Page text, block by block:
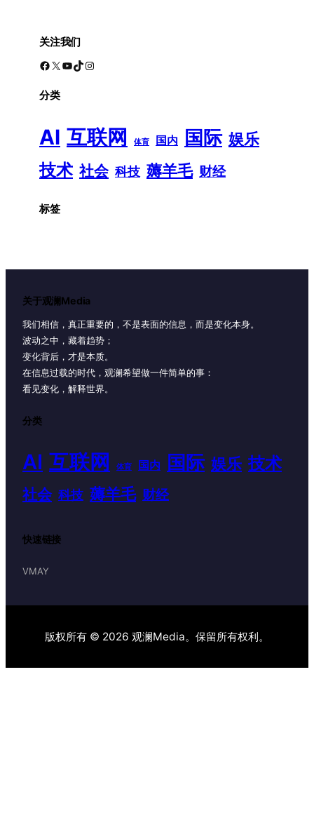
关注我们
Facebook X YouTube TikTok Instagram
分类
AI 互联网 体育 国内 国际 娱乐
技术 社会 科技 薅羊毛 财经
标签
关于观澜Media
我们相信，真正重要的，不是表面的信息，而是变化本身。
波动之中，藏着趋势；
变化背后，才是本质。
在信息过载的时代，观澜希望做一件简单的事：
看见变化，解释世界。
分类
AI 互联网 体育 国内 国际 娱乐 技术
社会 科技 薅羊毛 财经
快速链接
VMAY
版权所有 © 2026 观澜Media。保留所有权利。